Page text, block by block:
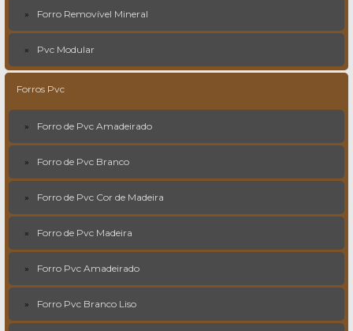
Forro Removível Mineral
Pvc Modular
Forros Pvc
Forro de Pvc Amadeirado
Forro de Pvc Branco
Forro de Pvc Cor de Madeira
Forro de Pvc Madeira
Forro Pvc Amadeirado
Forro Pvc Branco Liso